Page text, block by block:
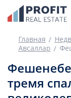
Главная
Авсаллар
тремя